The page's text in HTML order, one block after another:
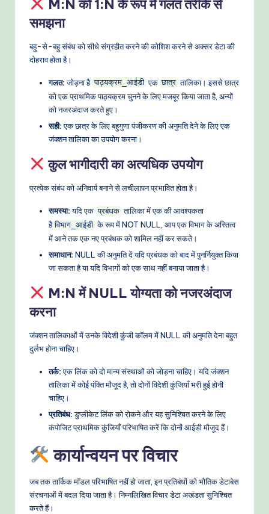
M:N को 1:N के रूप में गलत तरीके से
समझना
बहु-से-बहु संबंध को सीधे संग्रहीत करने की कोशिश करने से अक्सर डेटा की
दोहराव होता है।
गलत:जोड़ना है पाठ्यक्रम_आईडी एक छात्र तालिका। इससे छात्र
को एक प्राथमिक पाठ्यक्रम चुनने के लिए मजबूर किया जाता है, अन्यों
को नजरअंदाज करते हुए।
सही:एक छात्र के लिए बहुगुणा पंजीकरण की अनुमति देने के लिए एक
जंक्शन तालिका का उपयोग करना।
कुल भागीदारी का अत्यधिक उपयोग
प्रत्येक संबंध को अनिवार्य बनाने से लचीलापन प्रभावित होता है।
समस्या:यदि एक प्रबंधक तालिका में एक की आवश्यकता
है विभाग_आईडी के रूप में NOT NULL, आप एक विभाग के अस्तित्व
में आने तक एक नए प्रबंधक को शामिल नहीं कर सकते।
समाधान: NULL की अनुमति दें यदि प्रबंधक को बाद में पुनर्नियुक्त किया
जा सकता है या यदि विभागों को एक साथ नहीं बनाया जाता है।
M:N में NULL योग्यता को नजरअंदाज
करना
जंक्शन तालिकाओं में उनके विदेशी कुंजी कॉलम में NULL की अनुमति देना बहुत
दुर्लभ होना चाहिए।
तर्क:एक लिंक को दो मान्य संस्थाओं को जोड़ना चाहिए। यदि जंक्शन
तालिका में कोई पंक्ति मौजूद है, तो दोनों विदेशी कुंजियाँ भरी हुई होनी
चाहिए।
प्रतिबंध:डुप्लीकेट लिंक को रोकने और यह सुनिश्चित करने के लिए
कंपोजिट प्राथमिक कुंजियाँ परिभाषित करें कि दोनों आईडी मौजूद हैं।
कार्यान्वयन पर विचार
जब तक तार्किक मॉडल परिभाषित नहीं हो जाता, इन प्रतिबंधों को भौतिक डेटाबेस
संरचनाओं में बदल दिया जाता है। निम्नलिखित विचार डेटा अखंडता सुनिश्चित
करते हैं।